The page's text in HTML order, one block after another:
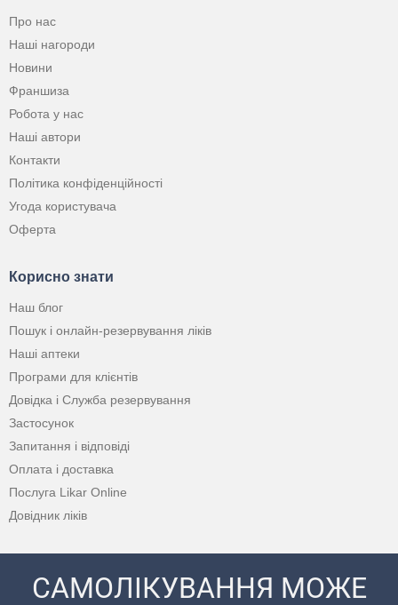
Про нас
Наші нагороди
Новини
Франшиза
Робота у нас
Наші автори
Контакти
Політика конфіденційності
Угода користувача
Оферта
Корисно знати
Наш блог
Пошук і онлайн-резервування ліків
Наші аптеки
Програми для клієнтів
Довідка і Служба резервування
Застосунок
Запитання і відповіді
Оплата і доставка
Послуга Likar Online
Довідник ліків
САМОЛІКУВАННЯ МОЖЕ